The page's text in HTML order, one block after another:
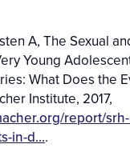
A, The Sexual
Young
What Does the
Institute, 2017,
report/
in-d….